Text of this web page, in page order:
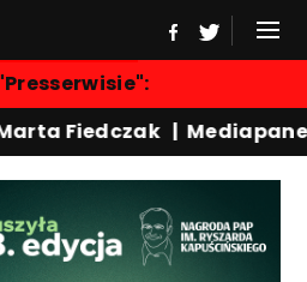
Fiedczak|Mediapanel|